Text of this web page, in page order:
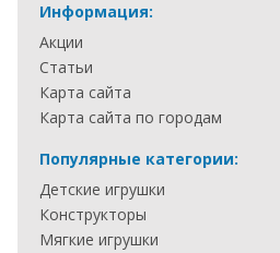
Информация:
Акции
Статьи
Карта сайта
Карта сайта по городам
Популярные категории:
Детские игрушки
Конструкторы
Мягкие игрушки